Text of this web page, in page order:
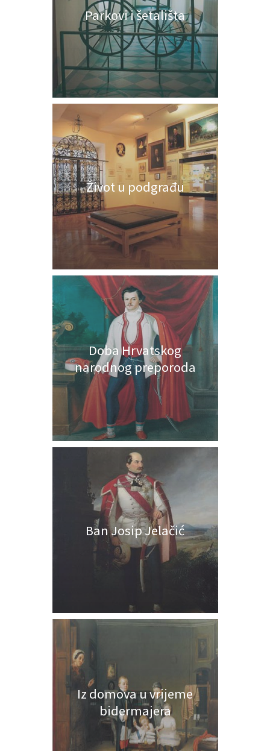
Parkovi i šetališta
Život u podgrađu
Doba Hrvatskog
narodnog preporoda
Ban Josip Jelačić
Iz domova u vrijeme
bidermajera